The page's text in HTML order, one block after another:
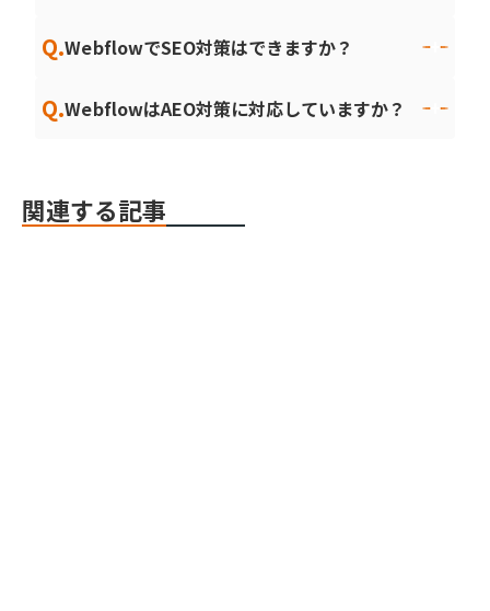
Q.WebflowでSEO対策はできますか？
Q.WebflowはAEO対策に対応していますか？
関連する記事